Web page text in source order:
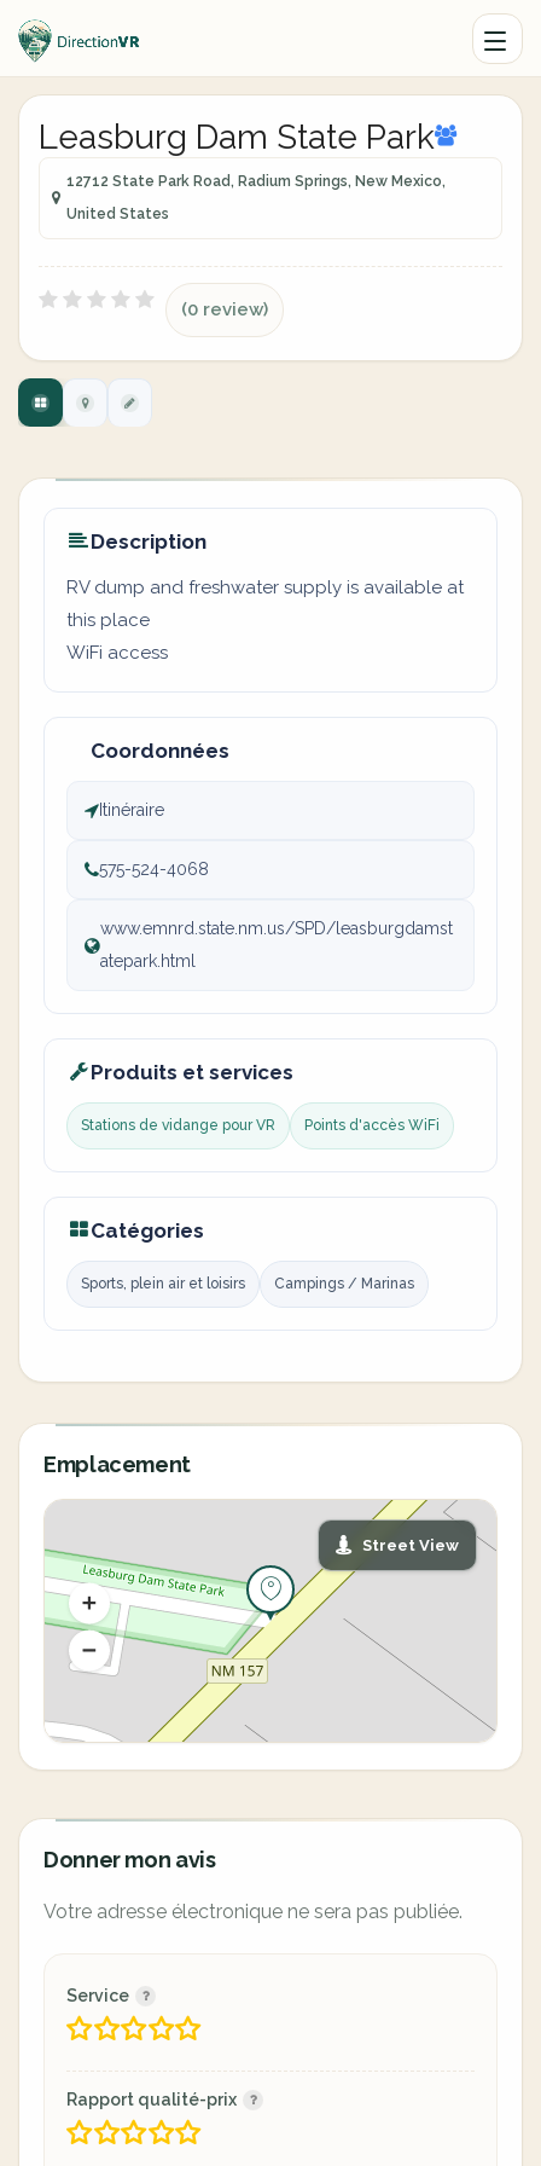
Leasburg Dam State Park
12712 State Park Road, Radium Springs, New Mexico,
United States
(0 review)
Description
RV dump and freshwater supply is available at
this place
WiFi access
Coordonnées
Itinéraire
575-524-4068
www.emnrd.state.nm.us/SPD/leasburgdamst
atepark.html
Produits et services
Stations de vidange pour VR Points d'accès WiFi
Catégories
Sports, plein air et loisirs Campings / Marinas
Emplacement
Street View
Donner mon avis
Votre adresse électronique ne sera pas publiée.
Service
Rapport qualité-prix